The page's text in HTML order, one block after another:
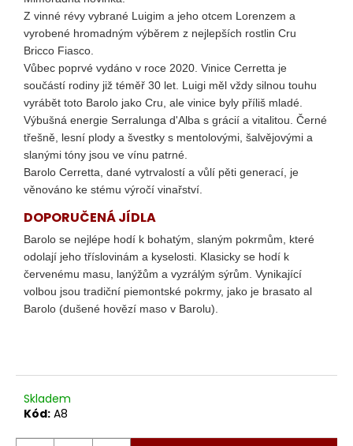
Z vinné révy vybrané Luigim a jeho otcem Lorenzem a
vyrobené hromadným výběrem z nejlepších rostlin Cru
Bricco Fiasco.
Vůbec poprvé vydáno v roce 2020. Vinice Cerretta je
součástí rodiny již téměř 30 let. Luigi měl vždy silnou touhu
vyrábět toto Barolo jako Cru, ale vinice byly příliš mladé.
Výbušná energie Serralunga d'Alba s grácií a vitalitou. Černé
třešně, lesní plody a švestky s mentolovými, šalvějovými a
slanými tóny jsou ve vínu patrné.
Barolo Cerretta, dané vytrvalostí a vůlí pěti generací, je
věnováno ke stému výročí vinařství.
DOPORUČENÁ JÍDLA
Barolo se nejlépe hodí k bohatým, slaným pokrmům, které
odolají jeho tříslovinám a kyselosti. Klasicky se hodí k
červenému masu, lanýžům a vyzrálým sýrům. Vynikající
volbou jsou tradiční piemontské pokrmy, jako je brasato al
Barolo (dušené hovězí maso v Barolu).
Skladem
Kód: A8
č
u
e
m
e
LA
MERLA
CANAIOLO
TOSCANO
IGT
549
Kč